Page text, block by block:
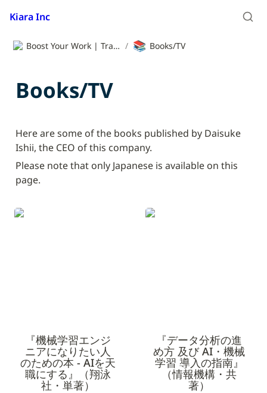
Kiara Inc
Boost Your Work | Translation App | Kiara Inc. / 📚 Books/TV
Books/TV
Here are some of the books published by Daisuke
Ishii, the CEO of this company.
Please note that only Japanese is available on this
page.
『機械学習エンジニアに
『機械学習エンジ
ニアになりたい人
のための本 - AIを天
職にする』（翔泳
社・単著）
『データ分析の進め方 及
『データ分析の進
め方 及び AI・機械
学習 導入の指南』
（情報機構・共
著）